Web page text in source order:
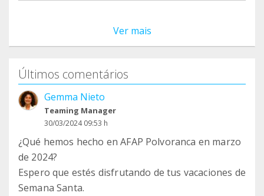
Ver mais
Últimos comentários
Gemma Nieto
Teaming Manager
30/03/2024 09:53 h
¿Qué hemos hecho en AFAP Polvoranca en marzo
de 2024?
Espero que estés disfrutando de tus vacaciones de
Semana Santa.